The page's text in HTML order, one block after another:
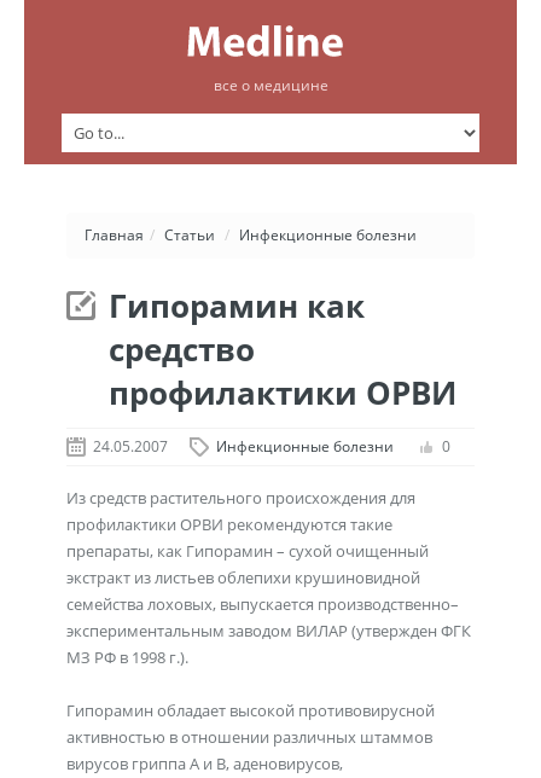
все о медицине
Главная / Статьи / Инфекционные болезни
Гипорамин как
средство
профилактики ОРВИ
24.05.2007 Инфекционные болезни 0
Из средств растительного происхождения для
профилактики ОРВИ рекомендуются такие
препараты, как Гипорамин – сухой очищенный
экстракт из листьев облепихи крушиновидной
семейства лоховых, выпускается производственно–
экспериментальным заводом ВИЛАР (утвержден ФГК
МЗ РФ в 1998 г.).
Гипорамин обладает высокой противовирусной
активностью в отношении различных штаммов
вирусов гриппа А и В, аденовирусов,